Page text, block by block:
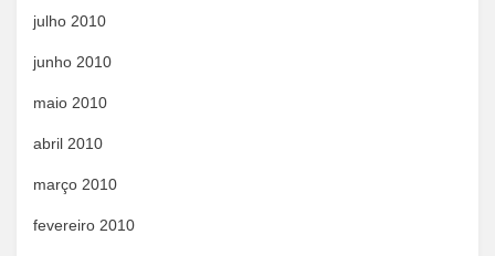
julho 2010
junho 2010
maio 2010
abril 2010
março 2010
fevereiro 2010